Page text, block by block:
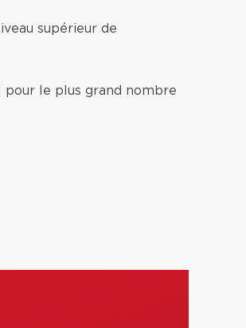
supérieur de
pour le plus grand nombre